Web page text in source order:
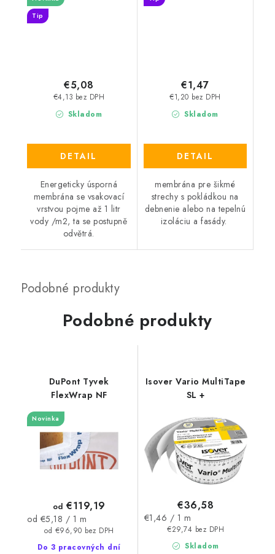
Tip
Skladom
€4,13 bez DPH
€5,08
DETAIL
Energeticky úsporná
membrána se vsakovací
vrstvou pojme až 1 litr
vody /m2, ta se postupně
odvětrá.
Skladom
€1,20 bez DPH
€1,47
DETAIL
membrána pre šikmé
strechy s pokládkou na
debnenie alebo na tepelnú
izoláciu a fasády.
Podobné produkty
DuPont Tyvek
FlexWrap NF
Novinka
Do 3 pracovných dní
od €96,90 bez DPH
od €119,19
Jednotková
cena:
od €5,18 / 1 m
Isover Vario MultiTape
SL +
Skladom
€29,74 bez DPH
€36,58
Jednotková
€1,46 / 1 m